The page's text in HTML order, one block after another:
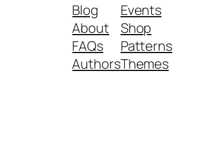
Blog
About
FAQs
Authors
Events
Shop
Patterns
Themes